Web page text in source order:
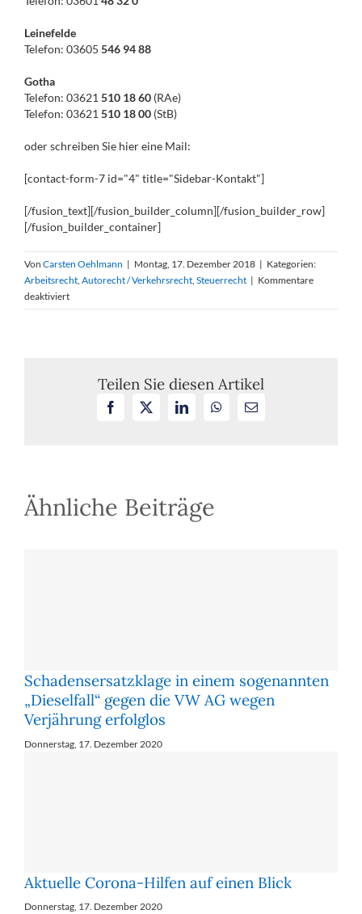
Leinefelde
Telefon: 03605 546 94 88
Gotha
Telefon: 03621 510 18 60 (RAe)
Telefon: 03621 510 18 00 (StB)
oder schreiben Sie hier eine Mail:
[contact-form-7 id="4" title="Sidebar-Kontakt"]
[/fusion_text][/fusion_builder_column][/fusion_builder_row]
[/fusion_builder_container]
Von Carsten Oehlmann | Montag, 17. Dezember 2018 | Kategorien:
Arbeitsrecht, Autorecht / Verkehrsrecht, Steuerrecht | Kommentare
deaktiviertfür
Rabatte
steuerpflichtiger
Arbeitslohn
Teilen Sie diesen Artikel
Facebook LinkedInWhatsApp
E-
Ähnliche Beiträge
Schadensersatzklage in einem sogenannten
„Dieselfall“ gegen die VW AG wegen
Verjährung erfolglos
Donnerstag, 17. Dezember 2020
Aktuelle Corona-Hilfen auf einen Blick
Donnerstag, 17. Dezember 2020